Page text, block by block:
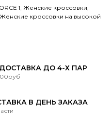
1 Женские кроссовки
Женские кроссовки на высокой
ДО 4-Х ПАР
В ДЕНЬ ЗАКАЗА